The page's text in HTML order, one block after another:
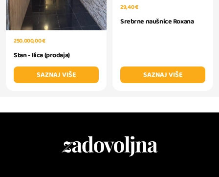
250.000,00 €
Stan - Ilica (prodaja)
SAZNAJ VIŠE
29,40 €
Srebrne naušnice Roxana
SAZNAJ VIŠE